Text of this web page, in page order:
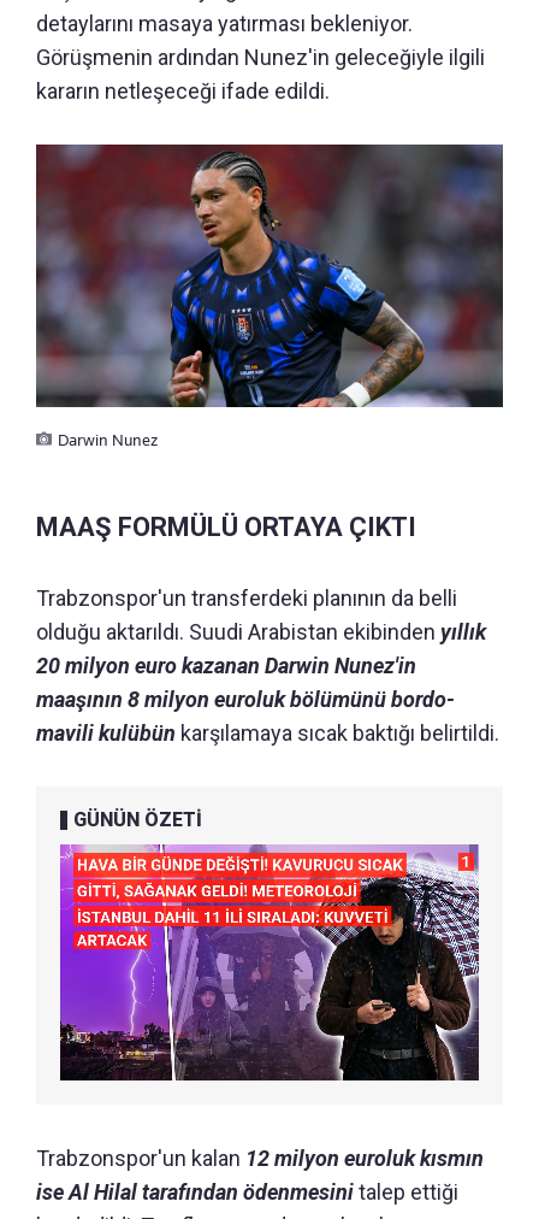
detaylarını masaya yatırması bekleniyor.
Görüşmenin ardından Nunez'in geleceğiyle ilgili
kararın netleşeceği ifade edildi.
Darwin Nunez
MAAŞ FORMÜLÜ ORTAYA ÇIKTI
Trabzonspor'un transferdeki planının da belli
olduğu aktarıldı. Suudi Arabistan ekibinden yıllık
20 milyon euro kazanan Darwin Nunez'in
maaşının 8 milyon euroluk bölümünü bordo-
mavili kulübün karşılamaya sıcak baktığı belirtildi.
GÜNÜN ÖZETİ
Trabzonspor'un kalan 12 milyon euroluk kısmın
ise Al Hilal tarafından ödenmesinitalep ettiği